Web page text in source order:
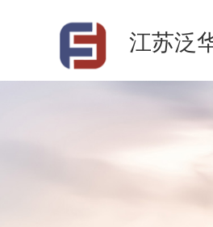
江苏泛